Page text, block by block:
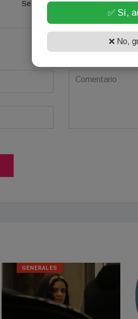
Se el primero en comentar este
GENERALES
✅ Sí,
❌ No,